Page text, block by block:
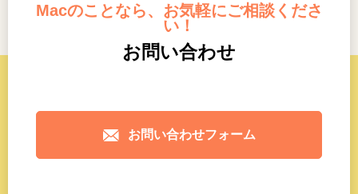
Macのことなら、お気軽にご相談くださ
い！
お問い合わせ
お問い合わせフォーム